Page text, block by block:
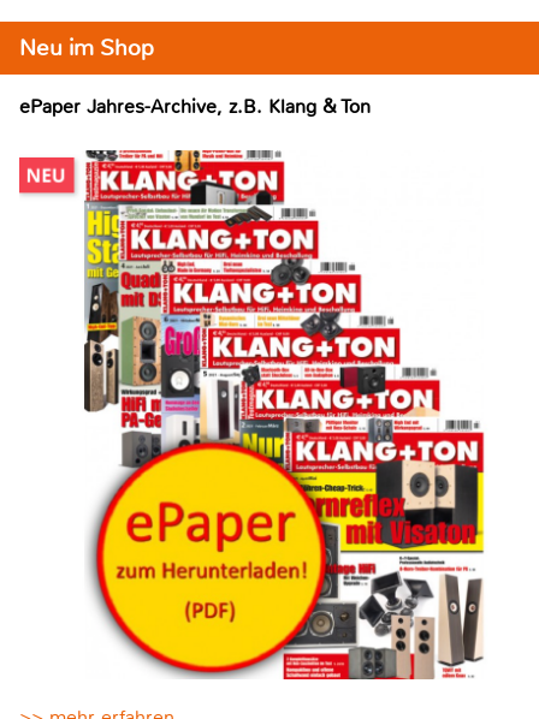
Neu im Shop
ePaper Jahres-Archive, z.B. Klang & Ton